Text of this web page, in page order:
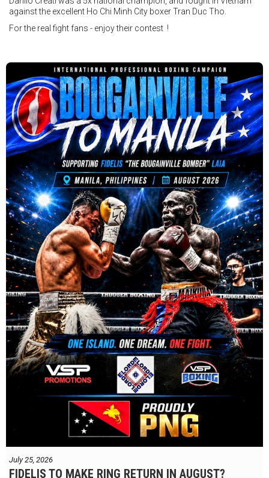
against the excellent Ho Chi Minh City boxer Tran Duc Tho.
For the real fight fans - enjoy their contest !
July 25, 2026
FIDELIS TO MAKE RING RETURN IN AUGUST?